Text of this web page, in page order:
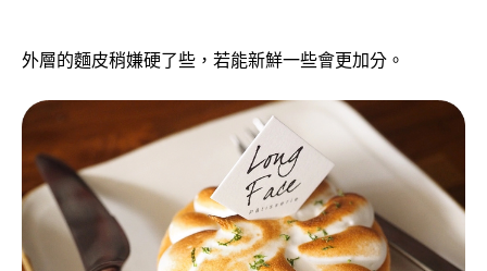
外層的麵皮稍嫌硬了些，若能新鮮一些會更加分。